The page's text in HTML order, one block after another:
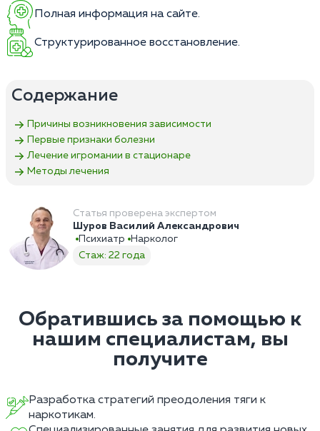
Полная информация на сайте.
Структурированное восстановление.
Содержание
Причины возникновения зависимости
Первые признаки болезни
Лечение игромании в стационаре
Методы лечения
Статья проверена экспертом
Шуров Василий Александрович
Психиатр
Нарколог
Стаж: 22 года
Обратившись за помощью к
нашим специалистам, вы
получите
Разработка стратегий преодоления тяги к
наркотикам.